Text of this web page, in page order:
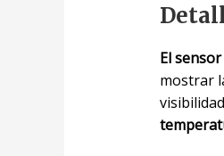
El
mostrar